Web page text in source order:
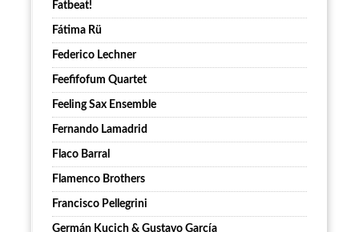
Fatbeat!
Fátima Rü
Federico Lechner
Feefifofum Quartet
Feeling Sax Ensemble
Fernando Lamadrid
Flaco Barral
Flamenco Brothers
Francisco Pellegrini
Germán Kucich & Gustavo García